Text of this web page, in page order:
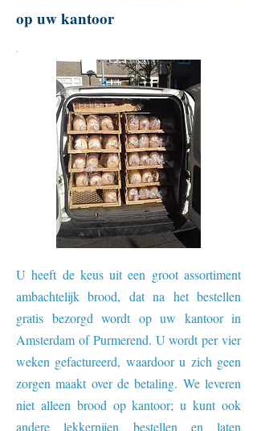
op uw kantoor
U heeft de keus uit een groot assortiment
ambachtelijk brood, dat na het bestellen
gratis bezorgd wordt op uw kantoor in
Amsterdam of Purmerend. U wordt per vier
weken gefactureerd, waardoor u zich geen
zorgen maakt over de betaling. We leveren
niet alleen brood op kantoor; u kunt ook
andere lekkernijen bestellen en laten